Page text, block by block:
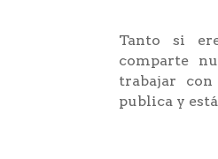
Tanto si
comparte
trabajar
publica y